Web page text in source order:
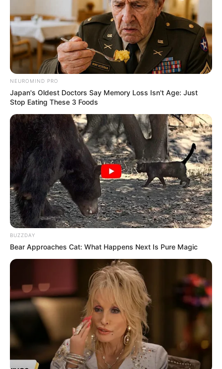
NEUROMIND PRO
Japan's Oldest Doctors Say Memory Loss Isn't Age: Just
Stop Eating These 3 Foods
BUZZDAY
Bear Approaches Cat: What Happens Next Is Pure Magic